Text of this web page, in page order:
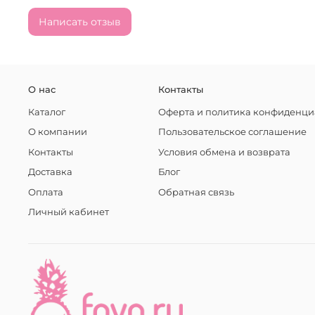
Написать отзыв
О нас
Каталог
О компании
Контакты
Доставка
Оплата
Личный кабинет
Контакты
Оферта и политика
Пользовательское соглашение
Условия обмена и возврата
Блог
Обратная связь